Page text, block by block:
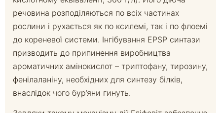
речовина розподіляються по всіх частинах
рослини і рухається як по ксилемі, так і по флоемі
до кореневої системи. Інгібування EPSP синтази
призводить до припинення виробництва
ароматичних амінокислот – триптофану, тирозину,
фенілаланіну, необхідних для синтезу білків,
внаслідок чого бур’яни гинуть.